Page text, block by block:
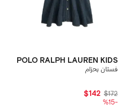
POLO RALPH LAUREN KIDS
فستان بحزام
$172
$142
-%15